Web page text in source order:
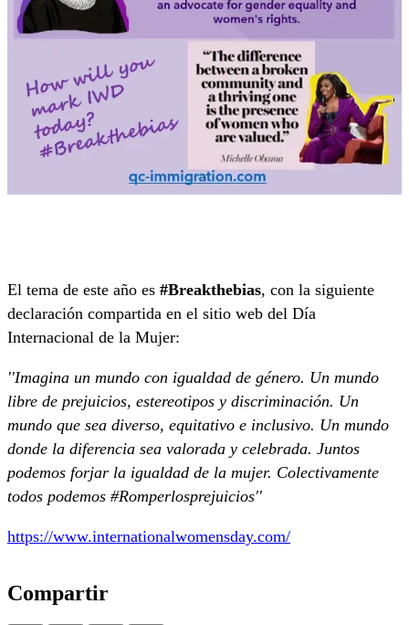
El tema de este año es #Breakthebias, con la siguiente
declaración compartida en el sitio web del Día
Internacional de la Mujer:
''Imagina un mundo con igualdad de género. Un mundo
libre de prejuicios, estereotipos y discriminación. Un
mundo que sea diverso, equitativo e inclusivo. Un mundo
donde la diferencia sea valorada y celebrada. Juntos
podemos forjar la igualdad de la mujer. Colectivamente
todos podemos #Romperlosprejuicios''
https://www.internationalwomensday.com/
Compartir